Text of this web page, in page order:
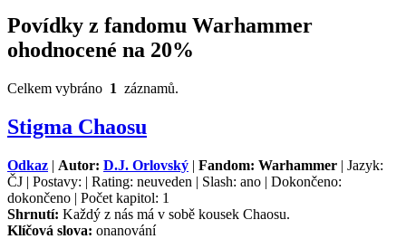
Povídky z fandomu Warhammer
ohodnocené na 20%
Celkem vybráno 1 záznamů.
Stigma Chaosu
Odkaz | Autor: D.J. Orlovský | Fandom: Warhammer | Jazyk:
ČJ | Postavy: | Rating: neuveden | Slash: ano | Dokončeno:
dokončeno | Počet kapitol: 1
Shrnutí: Každý z nás má v sobě kousek Chaosu.
Klíčová slova: onanování